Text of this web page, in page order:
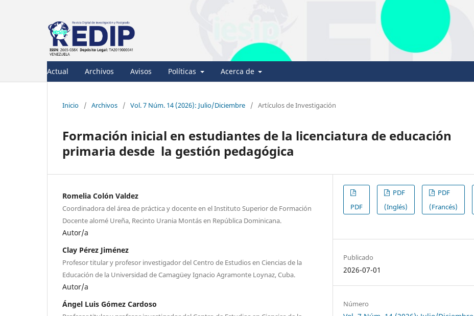
Actual Archivos Avisos Políticas Acerca de
Inicio / Archivos / Vol. 7 Núm. 14 (2026): Julio/Diciembre / Artículos de Investigación
Formación inicial en estudiantes de la licenciatura de educación
primaria desde la gestión pedagógica
Romelia Colón Valdez
Coordinadora del área de práctica y docente en el Instituto Superior de Formación
Docente alomé Ureña, Recinto Urania Montás en República Dominicana.
Autor/a
Clay Pérez Jiménez
Profesor titular y profesor investigador del Centro de Estudios en Ciencias de la
Educación de la Universidad de Camagüey Ignacio Agramonte Loynaz, Cuba.
Autor/a
Ángel Luis Gómez Cardoso
PDF
PDF
(Inglés)
PDF
(Francés)
Publicado
2026-07-01
Número